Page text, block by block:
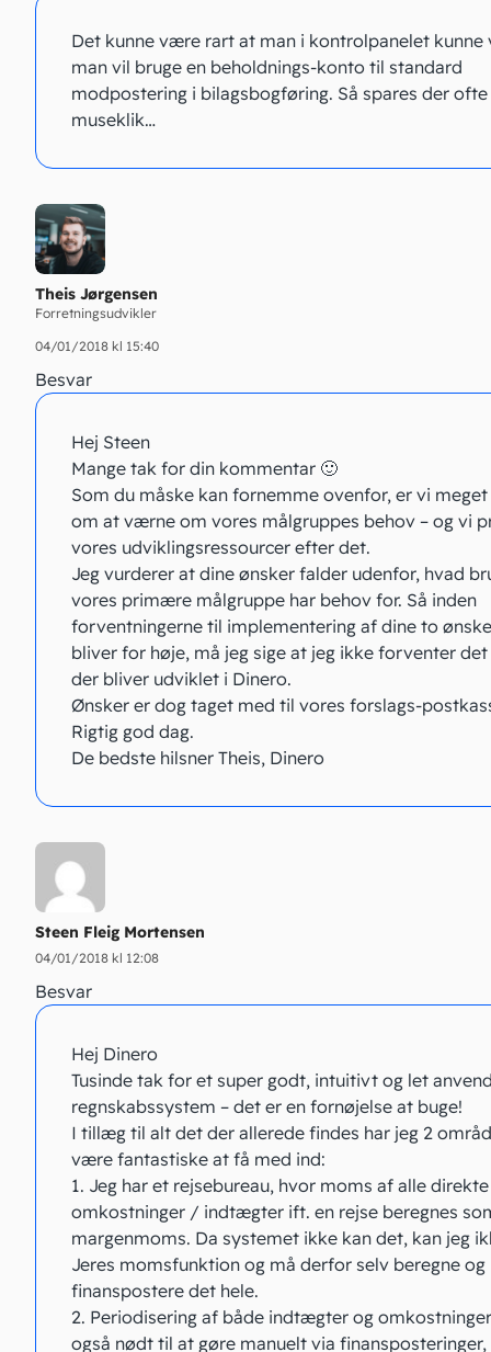
Det kunne være rart at man i kontrolpanelet
man vil bruge en beholdnings-konto til standard
modpostering i bilagsbogføring. Så spares der
museklik…
Theis Jørgensen
Forretningsudvikler
04/01/2018 kl 15:40
Besvar
Hej Steen
Mange tak for din kommentar 🙂
Som du måske kan fornemme ovenfor, er vi
om at værne om vores målgruppes behov – og vi
vores udviklingsressourcer efter det.
Jeg vurderer at dine ønsker falder udenfor, hvad
vores primære målgruppe har behov for. Så inden
forventningerne til implementering af dine to
bliver for høje, må jeg sige at jeg ikke forventer
der bliver udviklet i Dinero.
Ønsker er dog taget med til vores forslags-
Rigtig god dag.
De bedste hilsner Theis, Dinero
Steen Fleig Mortensen
04/01/2018 kl 12:08
Besvar
Hej Dinero
Tusinde tak for et super godt, intuitivt og let
regnskabssystem – det er en fornøjelse at buge!
I tillæg til alt det der allerede findes har jeg 2
være fantastiske at få med ind:
1. Jeg har et rejsebureau, hvor moms af alle direkte
omkostninger / indtægter ift. en rejse beregnes
margenmoms. Da systemet ikke kan det, kan jeg
Jeres momsfunktion og må derfor selv beregne og
finanspostere det hele.
2. Periodisering af både indtægter og
også nødt til at gøre manuelt via